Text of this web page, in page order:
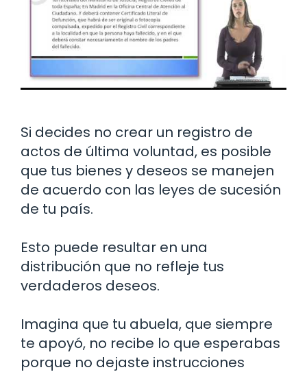
Si decides no crear un registro de
actos de última voluntad, es posible
que tus bienes y deseos se manejen
de acuerdo con las leyes de sucesión
de tu país.
Esto puede resultar en una
distribución que no refleje tus
verdaderos deseos.
Imagina que tu abuela, que siempre
te apoyó, no recibe lo que esperabas
porque no dejaste instrucciones